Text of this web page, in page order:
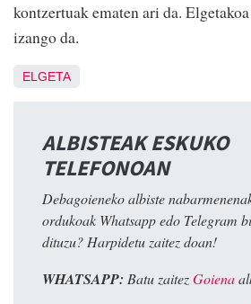
kontzertuak ematen ari da.
izango da.
ELGETA
ALBISTEAK ESKUKO
TELEFONOAN
Debagoieneko albiste
ordukoak Whatsapp edo Telegram
dituzu? Harpidetu zaitez doan!
WHATSAPP: Batu zaitezGoiena